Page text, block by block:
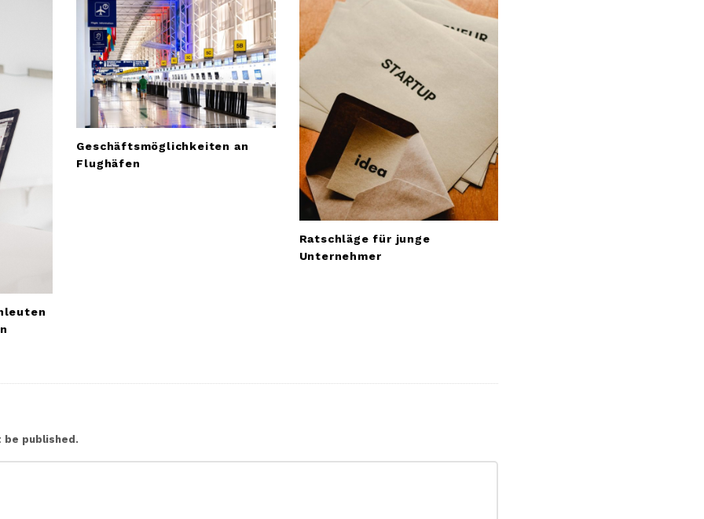
Geschäftsmöglichkeiten an
Flughäfen
Ratschläge für junge
Unternehmer
be published.